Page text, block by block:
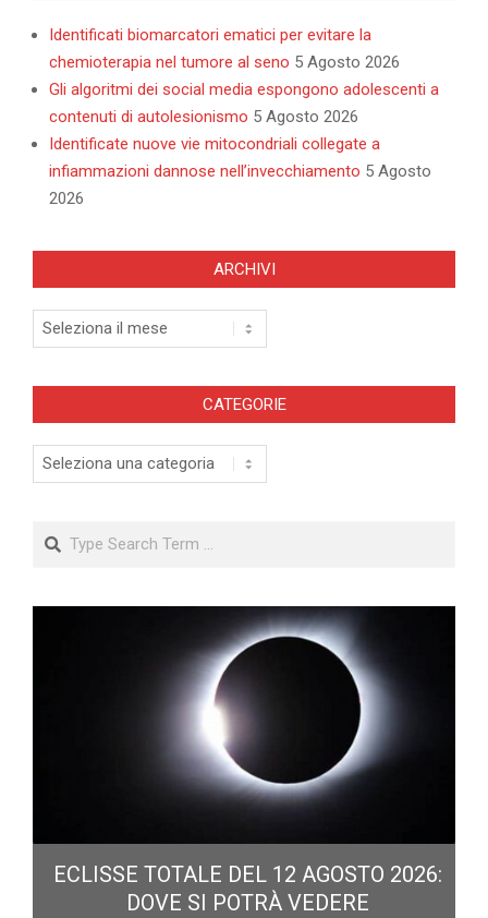
Identificati biomarcatori ematici per evitare la
chemioterapia nel tumore al seno 5 Agosto 2026
Gli algoritmi dei social media espongono adolescenti a
contenuti di autolesionismo 5 Agosto 2026
Identificate nuove vie mitocondriali collegate a
infiammazioni dannose nell’invecchiamento 5 Agosto
2026
ARCHIVI
Archivi
CATEGORIE
Categorie
Search
ECLISSE TOTALE DEL 12 AGOSTO 2026:
DOVE SI POTRÀ VEDERE